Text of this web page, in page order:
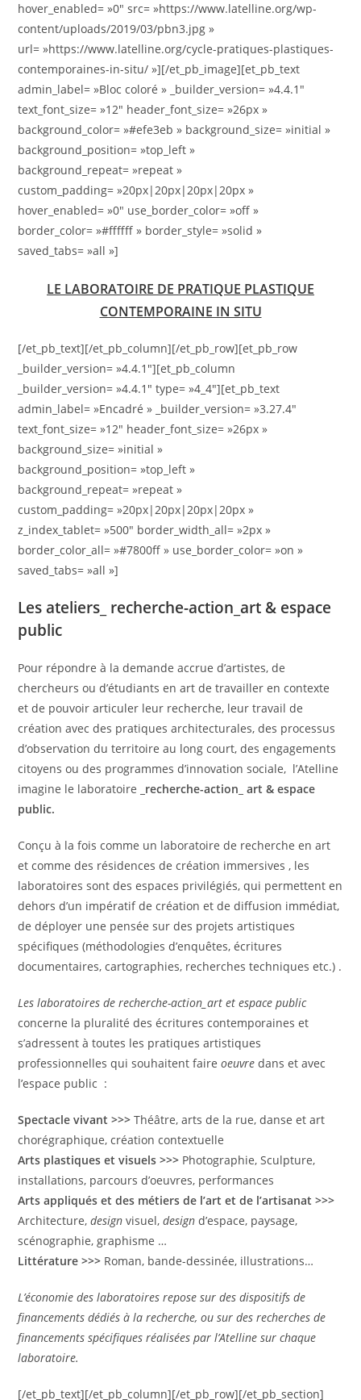
hover_enabled= »0″ src= »https://www.latelline.org/wp-
content/uploads/2019/03/pbn3.jpg »
url= »https://www.latelline.org/cycle-pratiques-plastiques-
contemporaines-in-situ/ »][/et_pb_image][et_pb_text
admin_label= »Bloc coloré » _builder_version= »4.4.1″
text_font_size= »12″ header_font_size= »26px »
background_color= »#efe3eb » background_size= »initial »
background_position= »top_left »
background_repeat= »repeat »
custom_padding= »20px|20px|20px|20px »
hover_enabled= »0″ use_border_color= »off »
border_color= »#ffffff » border_style= »solid »
saved_tabs= »all »]
LE LABORATOIRE DE PRATIQUE PLASTIQUE
CONTEMPORAINE IN SITU
[/et_pb_text][/et_pb_column][/et_pb_row][et_pb_row
_builder_version= »4.4.1″][et_pb_column
_builder_version= »4.4.1″ type= »4_4″][et_pb_text
admin_label= »Encadré » _builder_version= »3.27.4″
text_font_size= »12″ header_font_size= »26px »
background_size= »initial »
background_position= »top_left »
background_repeat= »repeat »
custom_padding= »20px|20px|20px|20px »
z_index_tablet= »500″ border_width_all= »2px »
border_color_all= »#7800ff » use_border_color= »on »
saved_tabs= »all »]
Les ateliers_ recherche-action_art & espace
public
Pour répondre à la demande accrue d’artistes, de
chercheurs ou d’étudiants en art de travailler en contexte
et de pouvoir articuler leur recherche, leur travail de
création avec des pratiques architecturales, des processus
d’observation du territoire au long court, des engagements
citoyens ou des programmes d’innovation sociale, l’Atelline
imagine le laboratoire _recherche-action_ art & espace
public.
Conçu à la fois comme un laboratoire de recherche en art
et comme des résidences de création immersives , les
laboratoires sont des espaces privilégiés, qui permettent en
dehors d’un impératif de création et de diffusion immédiat,
de déployer une pensée sur des projets artistiques
spécifiques (méthodologies d’enquêtes, écritures
documentaires, cartographies, recherches techniques etc.) .
Les laboratoires de recherche-action_art et espace public
concerne la pluralité des écritures contemporaines et
s’adressent à toutes les pratiques artistiques
professionnelles qui souhaitent faireoeuvre dans et avec
l’espace public :
Spectacle vivant >>>Théâtre, arts de la rue, danse et art
chorégraphique, création contextuelle
Arts plastiques et visuels >>> Photographie, Sculpture,
installations, parcours d’oeuvres, performances
Arts appliqués et des métiers de l’art et de l’artisanat >>>
Architecture,designvisuel,design d’espace, paysage,
scénographie, graphisme …
Littérature >>> Roman, bande-dessinée, illustrations…
L’économie des laboratoires repose sur des dispositifs de
financements dédiés à la recherche, ou sur des recherches de
financements spécifiques réalisées par l’Atelline sur chaque
laboratoire.
[/et_pb_text][/et_pb_column][/et_pb_row][/et_pb_section]